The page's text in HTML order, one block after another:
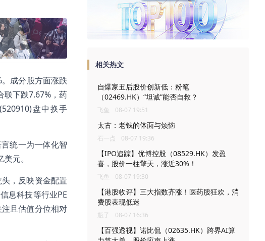
成分股方面涨跌
联下跌7.67%，药
盘中换手
统一为一体化智
元。
，反映资金配置
息科技等行业PE
且估值分位相对
相关热文
自爆家丑后股价创新低：粉笔
（02469.HK）“坦诚”能否自救？
飞鱼 08-07 19:51
太古：老钱的体面与烦恼
石一点 08-07 19:36
【IPO追踪】优博控股（08529.HK）发盈
喜，股价一柱擎天，涨近30%！
飞鱼 08-07 19:30
【港股收评】三大指数齐涨！医药股狂欢，消
费股表现低迷
瓶子 08-07 16:36
【百强透视】诺比侃（02635.HK）跨界AI算